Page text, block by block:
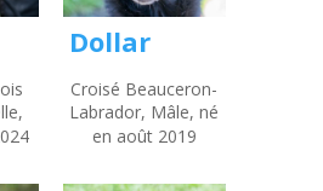
Dollar
Croisé Beauceron-
Labrador, Mâle, né
en août 2019